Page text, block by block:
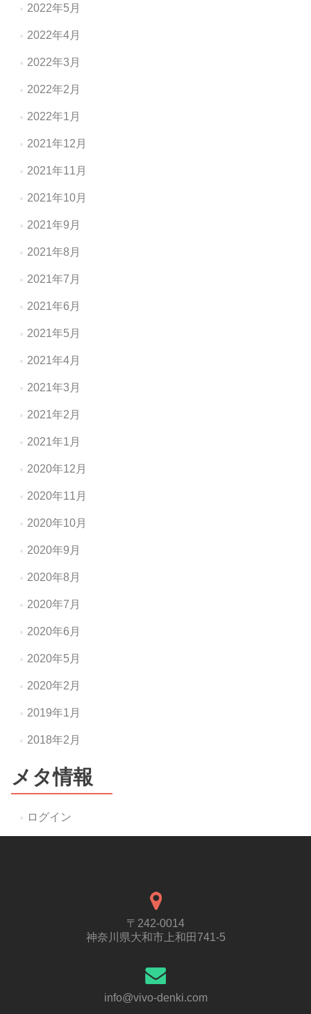
2022年5月
2022年4月
2022年3月
2022年2月
2022年1月
2021年12月
2021年11月
2021年10月
2021年9月
2021年8月
2021年7月
2021年6月
2021年5月
2021年4月
2021年3月
2021年2月
2021年1月
2020年12月
2020年11月
2020年10月
2020年9月
2020年8月
2020年7月
2020年6月
2020年5月
2020年2月
2019年1月
2018年2月
メタ情報
ログイン
〒242-0014
神奈川県大和市上和田741-5
info@vivo-denki.com